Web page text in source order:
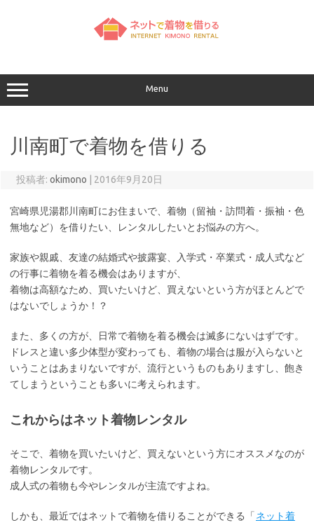
キ
ッ
プ
Menu
川南町で着物を借りる
投稿者: okimono 2016年9月20日
宮崎県児湯郡川南町にお住まいで、着物（留袖・訪問着・振袖・色
無地など）を借りたい、レンタルしたいとお悩みの方へ。
家族や親戚、友達の結婚式や披露宴、入学式・卒業式・成人式など
の行事に着物を着る機会はありますが、
着物は高額なため、買いたいけど、買えないという方がほとんどで
はないでしょうか！？
また、多くの方が、日常で着物を着る機会は滅多にないはずです。
ドレスと違い多少体型が変わっても、着物の場合は服が入らないと
いうことはあまりないですが、流行というものもありますし、飽き
てしまうということも多いに考えられます。
これからはネット着物レンタル
そこで、着物を買いたいけど、買えないという方にオススメなのが
着物レンタルです。
成人式の着物も今やレンタルが主流ですよね。
しかも、最近ではネットで着物を借りることができる「 ネット着